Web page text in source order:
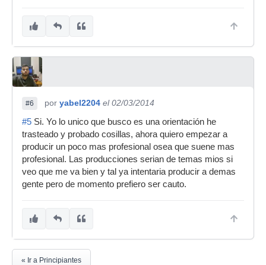
#6 por yabel2204 el 02/03/2014
#5 Si. Yo lo unico que busco es una orientación he
trasteado y probado cosillas, ahora quiero empezar a
producir un poco mas profesional osea que suene mas
profesional. Las producciones serian de temas mios si
veo que me va bien y tal ya intentaria producir a demas
gente pero de momento prefiero ser cauto.
« Ir a Principiantes